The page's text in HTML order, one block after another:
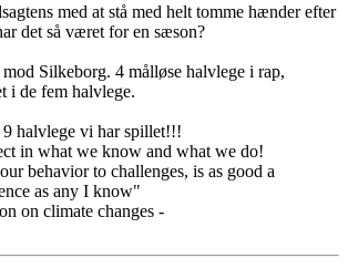
med at stå med helt tomme hænder efter
det så været for en sæson?
Silkeborg. 4 målløse halvlege i rap,
i de fem halvlege.
9 halvlege vi har spillet!!!
in what we know and what we do!
behavior to challenges, is as good a
as any I know"
on climate changes -